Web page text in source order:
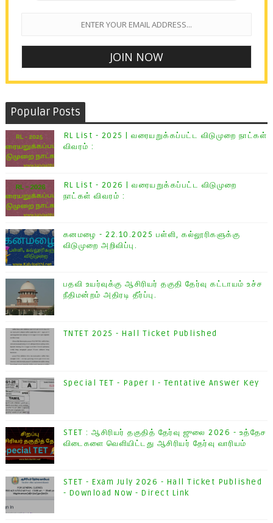
Popular Posts
RL List - 2025 | வரையறுக்கப்பட்ட விடுமுறை நாட்கள்
விவரம் :
RL List - 2026 | வரையறுக்கப்பட்ட விடுமுறை
நாட்கள் விவரம் :
கனமழை - 22.10.2025 பள்ளி, கல்லூரிகளுக்கு
விடுமுறை அறிவிப்பு.
பதவி உயர்வுக்கு ஆசிரியர் தகுதி தேர்வு கட்டாயம் உச்ச
நீதிமன்றம் அதிரடி தீர்ப்பு.
TNTET 2025 - Hall Ticket Published
Special TET - Paper I - Tentative Answer Key
STET : ஆசிரியர் தகுதித் தேர்வு ஜுலை 2026 - உத்தேச
விடைகளை வெளியிட்டது ஆசிரியர் தேர்வு வாரியம்
STET - Exam July 2026 - Hall Ticket Published
- Download Now - Direct Link